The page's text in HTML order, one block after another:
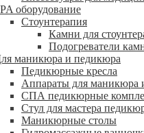
оборудование
Стоунтерапия
Камни для
Подогреватели
маникюра и педикюра
Педикюрные кресла
Аппараты для маникюра
СПА педикюрные
Стул для мастера
Маникюрные столы